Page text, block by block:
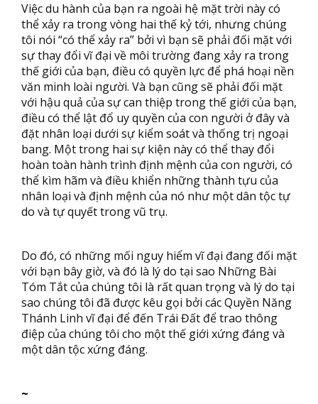
Việc du hành của bạn ra ngoài hệ mặt trời này có
thể xảy ra trong vòng hai thế kỷ tới, nhưng chúng
tôi nói “có thể xảy ra” bởi vì bạn sẽ phải đối mặt với
sự thay đổi vĩ đại về môi trường đang xảy ra trong
thế giới của bạn, điều có quyền lực để phá hoại nền
văn minh loài người. Và bạn cũng sẽ phải đối mặt
với hậu quả của sự can thiệp trong thế giới của bạn,
điều có thể lật đổ uy quyền của con người ở đây và
đặt nhân loại dưới sự kiểm soát và thống trị ngoại
bang. Một trong hai sự kiện này có thể thay đổi
hoàn toàn hành trình định mệnh của con người, có
thể kìm hãm và điều khiển những thành tựu của
nhân loại và định mệnh của nó như một dân tộc tự
do và tự quyết trong vũ trụ.
Do đó, có những mối nguy hiểm vĩ đại đang đối mặt
với bạn bây giờ, và đó là lý do tại sao Những Bài
Tóm Tắt của chúng tôi là rất quan trọng và lý do tại
sao chúng tôi đã được kêu gọi bởi các Quyền Năng
Thánh Linh vĩ đại để đến Trái Đất để trao thông
điệp của chúng tôi cho một thế giới xứng đáng và
một dân tộc xứng đáng.
~